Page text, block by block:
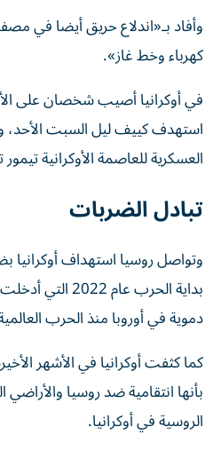
وأفاد بـ«اندلاع حريق أيضا في
كهرباء وخط غاز».
في أوكرانيا أصيب شخصان على
استهدف كييف ليل السبت الأحد،
العسكرية للعاصمة الأوكرانية
تبادل الضربات
وتواصل روسيا استهداف أوكرانيا
بداية الحرب عام
دموية في أوروبا منذ الحرب
كما كثفت أوكرانيا في الأشهر
بأنها انتقامية ضد روسيا
الروسية في أوكرانيا.